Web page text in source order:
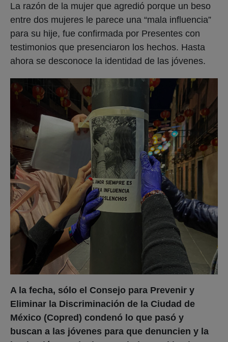
La razón de la mujer que agredió porque un beso
entre dos mujeres le parece una “mala influencia”
para su hije, fue confirmada por Presentes con
testimonios que presenciaron los hechos. Hasta
ahora se desconoce la identidad de las jóvenes.
A la fecha, sólo el Consejo para Prevenir y
Eliminar la Discriminación de la Ciudad de
México (Copred) condenó lo que pasó y
buscan a las jóvenes para que denuncien y la